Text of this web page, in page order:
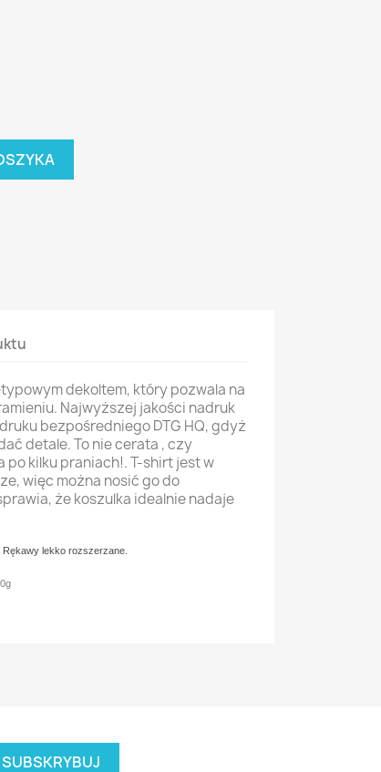
dekoltem, który pozwala na
Najwyższej jakości nadruk
bezpośredniego DTG HQ, gdyż
detale. To nie cerata , czy
kilku praniach!. T-shirt jest w
więc można nosić go do
że koszulka idealnie nadaje
lekko rozszerzane.